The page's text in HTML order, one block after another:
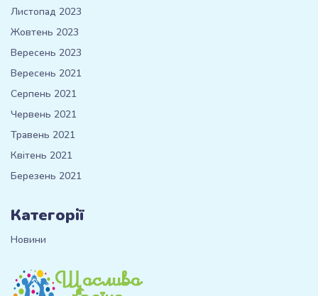
Листопад 2023
Жовтень 2023
Вересень 2023
Вересень 2021
Серпень 2021
Червень 2021
Травень 2021
Квітень 2021
Березень 2021
Категорії
Новини